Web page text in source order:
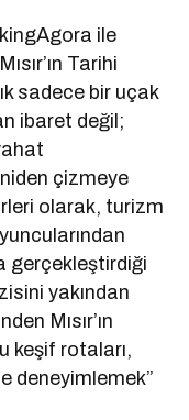
ile
Tarihi
sadece bir uçak
ibaret değil;
çizmeye
olarak, turizm
gerçekleştirdiği
yakından
Mısır’ın
keşif rotaları,
deneyimlemek”